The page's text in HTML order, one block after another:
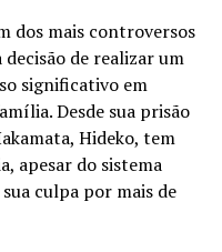
dos mais controversos
de realizar um
significativo em
Desde sua prisão
Hideko, tem
apesar do sistema
culpa por mais de